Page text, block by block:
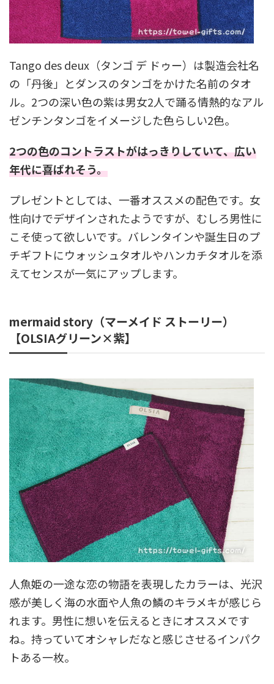
Tango des deux（タンゴ デ ドゥー）は製造会社名
の「丹後」とダンスのタンゴをかけた名前のタオ
ル。2つの深い色の紫は男女2人で踊る情熱的なアル
ゼンチンタンゴをイメージした色らしい2色。
2つの色のコントラストがはっきりしていて、広い
年代に喜ばれそう。
プレゼントとしては、一番オススメの配色です。女
性向けでデザインされたようですが、むしろ男性に
こそ使って欲しいです。バレンタインや誕生日のプ
チギフトにウォッシュタオルやハンカチタオルを添
えてセンスが一気にアップします。
mermaid story（マーメイド ストーリー）
【OLSIAグリーン×紫】
人魚姫の一途な恋の物語を表現したカラーは、光沢
感が美しく海の水面や人魚の鱗のキラメキが感じら
れます。男性に想いを伝えるときにオススメです
ね。持っていてオシャレだなと感じさせるインパク
トある一枚。